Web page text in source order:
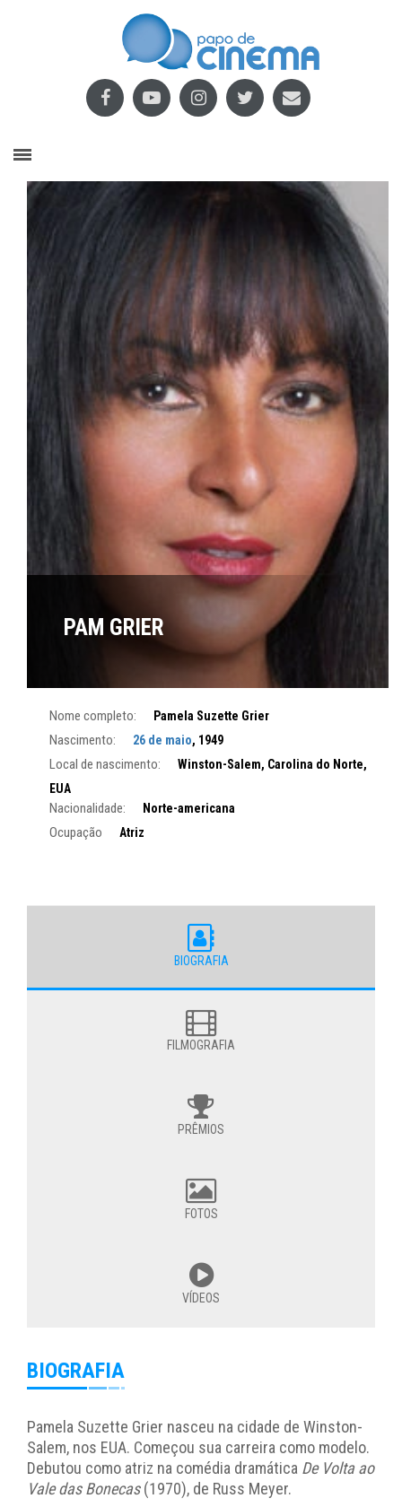
PAM GRIER
Nome completo: Pamela Suzette Grier
Nascimento: 26 de maio, 1949
Local de nascimento:
Winston-Salem, Carolina do Norte,
EUA
Nacionalidade: Norte-americana
Ocupação Atriz
BIOGRAFIA
FILMOGRAFIA
PRÊMIOS
FOTOS
VÍDEOS
BIOGRAFIA
Pamela Suzette Grier nasceu na cidade de Winston-
Salem, nos EUA. Começou sua carreira como modelo.
Debutou como atriz na comédia dramática De Volta ao
Vale das Bonecas(1970), de Russ Meyer.